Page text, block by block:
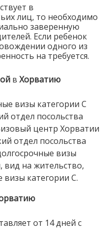
в
лиц, то необходимо
заверенную
Если ребенок
одного из
на требуется.
в Хорватию
визы категории С
отдел посольства
центр Хорватии
отдел посольства
визы
вид на жительство,
визы категории С.
от 14 дней с